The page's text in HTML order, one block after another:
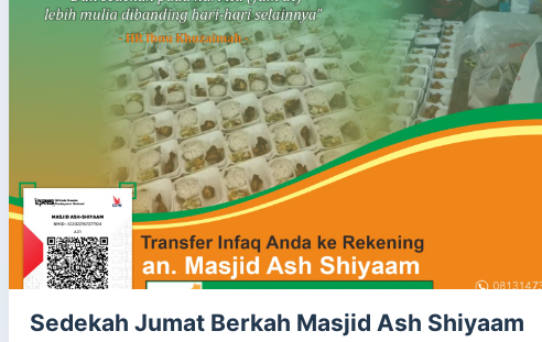
Sedekah Jumat Berkah Masjid Ash Shiyaam